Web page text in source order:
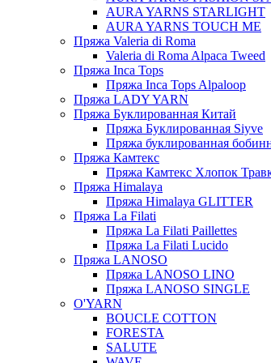
AURA YARNS STARLIGHT
AURA YARNS TOUCH ME
Пряжа Valeria di Roma
Valeria di Roma Alpaca Tweed
Пряжа Inca Tops
Пряжа Inca Tops Alpaloop
Пряжа LADY YARN
Пряжа Буклированная Китай
Пряжа Буклированная Siyve
Пряжа буклированная
Пряжа Камтекс
Пряжа Камтекс Хлопок
Пряжа Himalaya
Пряжа Himalaya GLITTER
Пряжа La Filati
Пряжа La Filati Paillettes
Пряжа La Filati Lucido
Пряжа LANOSO
Пряжа LANOSO LINO
Пряжа LANOSO SINGLE
O'YARN
BOUCLE COTTON
FORESTA
SALUTE